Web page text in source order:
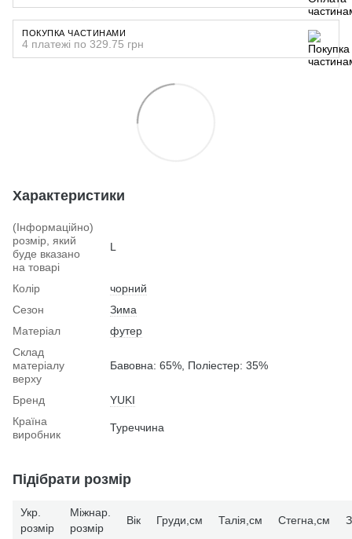
ПОКУПКА ЧАСТИНАМИ
4 платежі по 329.75 грн
Характеристики
(Інформаційно)
розмір, який
буде вказано
на товарі
L
Колір
чорний
Сезон
Зима
Матеріал
футер
Склад
матеріалу
верху
Бавовна: 65%, Поліестер: 35%
Бренд
YUKI
Країна
виробник
Туреччина
Підібрати розмір
Укр.
розмір
Міжнар.
розмір
Вік Груди,см Талія,см Стегна,см